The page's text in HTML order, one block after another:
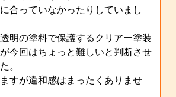
合っていなかったりしていまし
明の塗料で保護するクリアー塗装
今回はちょっと難しいと判断させ
。
すが違和感はまったくありませ